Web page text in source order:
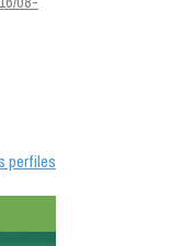
perfiles